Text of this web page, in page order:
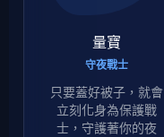
量寶
守夜戰士
只要蓋好被子，就會
立刻化身為保護戰
士，守護著你的夜